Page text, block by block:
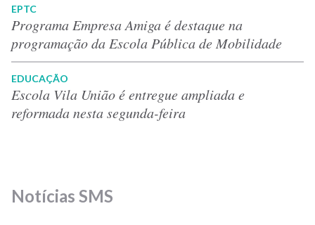
EPTC
Programa Empresa Amiga é destaque na
programação da Escola Pública de Mobilidade
EDUCAÇÃO
Escola Vila União é entregue ampliada e
reformada nesta segunda-feira
Notícias SMS